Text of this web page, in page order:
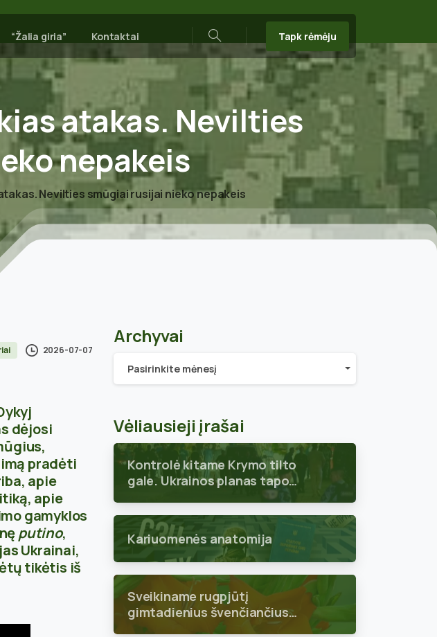
“Žalia giria” Kontaktai
Search
Tapk rėmėju
atakas. Nevilties
nepakeis
Nevilties smūgiai rusijai nieko nepakeis
2026-07-07
dėjosi
pradėti
apie
apie
gamyklos
putino,
Ukrainai,
tikėtis iš
Archyvai
Archyvai
Pasirinkite mėnesį
Vėliausieji įrašai
Kontrolė kitame Krymo tilto
gale. Ukrainos planas tapo
Kariuomenės anatomija
Sveikiname rugpjūtį
gimtadienius švenčiančius
skyriaus narius